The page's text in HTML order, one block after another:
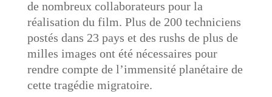
de nombreux collaborateurs pour la
réalisation du film. Plus de 200 techniciens
postés dans 23 pays et des rushs de plus de
milles images ont été nécessaires pour
rendre compte de l’immensité planétaire de
cette tragédie migratoire.